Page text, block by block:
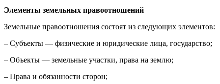
Элементы земельных правоотношений
Земельные правоотношения состоят из следующих элементов:
– Субъекты — физические и юридические лица, государство;
– Объекты — земельные участки, права на землю;
– Права и обязанности сторон;